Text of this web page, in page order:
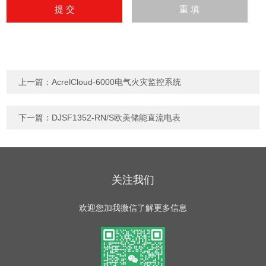
上一篇：AcrelCloud-6000电气火灾监控系统
下一篇： DJSF1352-RN/S欧美储能直流电表
关注我们
欢迎您加我微信了解更多信息